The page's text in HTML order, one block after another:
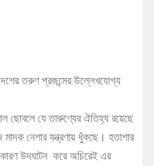
তরুণ প্রজন্মের উল্লেখযোগ্য
ছোবলে যে তারুণ্যের ঐতিহ্য রয়েছে
নেশার যন্ত্রণায় ধুঁকছে। হতাশার
উদঘাটন করে অচিরেই এর